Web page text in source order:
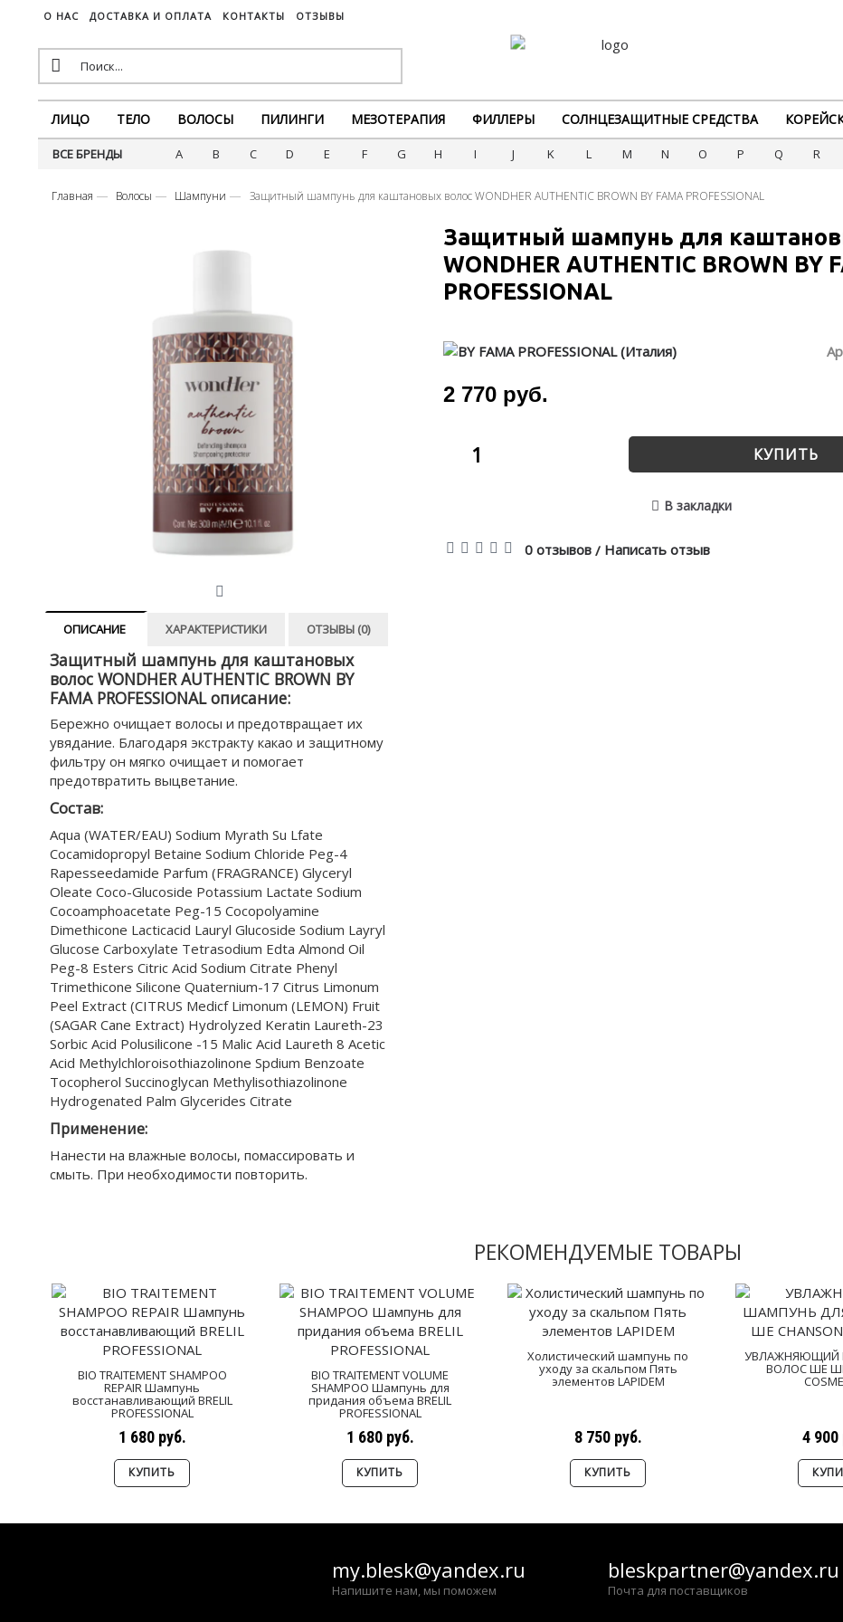
О НАС ДОСТАВКА И ОПЛАТА КОНТАКТЫ ОТЗЫВЫ
ЛИЦО ТЕЛО ВОЛОСЫ ПИЛИНГИ МЕЗОТЕРАПИЯ ФИЛЛЕРЫ СОЛНЦЕЗАЩИТНЫЕ СРЕДСТВА
ВСЕ БРЕНДЫ A B C D E F G H I J K L M N O P Q R
Главная Волосы Шампуни Защитный шампунь для каштановых волос WONDHER AUTHENTIC BROWN BY FAMA PROFESSIONAL
ОПИСАНИЕ ХАРАКТЕРИСТИКИ ОТЗЫВЫ (0)
Защитный шампунь для каштановых
волос WONDHER AUTHENTIC BROWN BY
FAMA PROFESSIONAL описание:
Бережно очищает волосы и предотвращает их
увядание. Благодаря экстракту какао и защитному
фильтру он мягко очищает и помогает
предотвратить выцветание.
Состав:
Aqua (WATER/EAU) Sodium Myrath Su Lfate
Cocamidopropyl Betaine Sodium Chloride Peg-4
Rapesseedamide Parfum (FRAGRANCE) Glyceryl
Oleate Coco-Glucoside Potassium Lactate Sodium
Cocoamphoacetate Peg-15 Cocopolyamine
Dimethicone Lacticacid Lauryl Glucoside Sodium Layryl
Glucose Carboxylate Tetrasodium Edta Almond Oil
Peg-8 Esters Citric Acid Sodium Citrate Phenyl
Trimethicone Silicone Quaternium-17 Citrus Limonum
Peel Extract (CITRUS Medicf Limonum (LEMON) Fruit
(SAGAR Cane Extract) Hydrolyzed Keratin Laureth-23
Sorbic Acid Polusilicone -15 Malic Acid Laureth 8 Acetic
Acid Methylchloroisothiazolinone Spdium Benzoate
Tocopherol Succinoglycan Methylisothiazolinone
Hydrogenated Palm Glycerides Citrate
Применение:
Нанести на влажные волосы, помассировать и
смыть. При необходимости повторить.
Защитный шампунь для
WONDHER AUTHENTIC BROWN BY
PROFESSIONAL
2 770 руб.
КУПИТЬ
В закладки
0 отзывов/ Написать отзыв
РЕКОМЕНДУЕМЫЕ ТОВАРЫ
BIO TRAITEMENT SHAMPOO
REPAIR Шампунь
восстанавливающий BRELIL
PROFESSIONAL
1 680 руб.
КУПИТЬ
BIO TRAITEMENT VOLUME
SHAMPOO Шампунь для
придания объема BRELIL
PROFESSIONAL
1 680 руб.
КУПИТЬ
Холистический шампунь по
уходу за скальпом Пять
элементов LAPIDEM
8 750 руб.
КУПИТЬ
УВЛАЖНЯЮЩИЙ
ВОЛОС ШЕ ШЕ
4 900
my.blesk@yandex.ru
Напишите нам, мы поможем
bleskpartner@yandex.ru
Почта для поставщиков